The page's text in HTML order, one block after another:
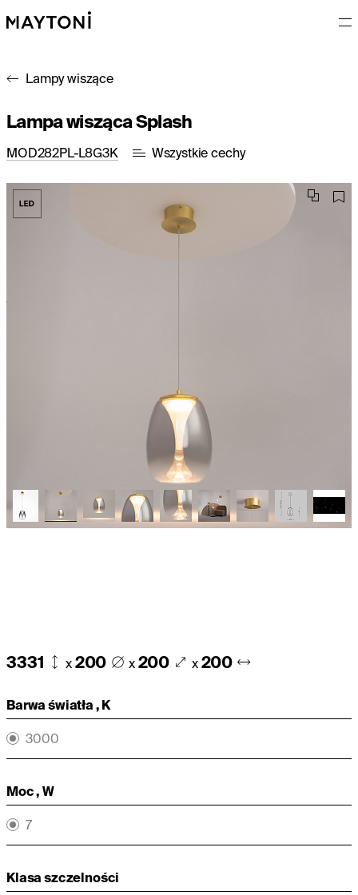
Lampy wiszące
Lampa wisząca Splash
MOD282PL-L8G3K Wszystkie cechy
3331 x 200 x 200 x 200
Barwa światła , K
3000
Moc , W
7
Klasa szczelności